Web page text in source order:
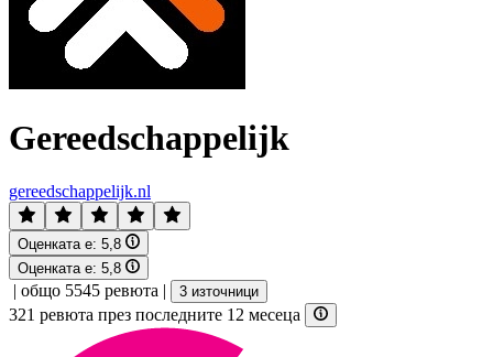
Gereedschappelijk
gereedschappelijk.nl
Оценката е: 5,8
Оценката е: 5,8
| общо 5545 ревюта | 3 източници
321 ревюта през последните 12 месеца